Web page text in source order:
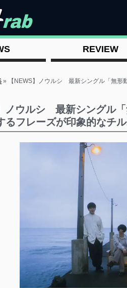
REVIEW
»
【NEWS】ノウルシ 最新シングル「無
ノウルシ 最新シングル
るフレーズが印象的なチ